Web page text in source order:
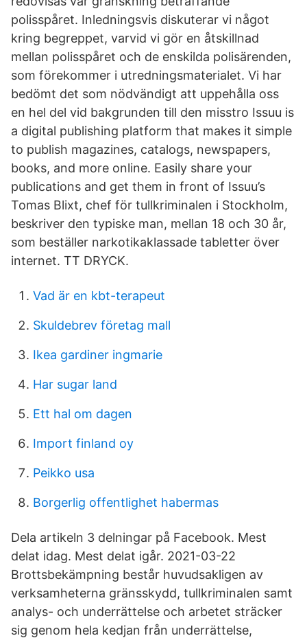
polisspåret. Inledningsvis diskuterar vi något
kring begreppet, varvid vi gör en åtskillnad
mellan polisspåret och de enskilda polisärenden,
som förekommer i utredningsmaterialet. Vi har
bedömt det som nödvändigt att uppehålla oss
en hel del vid bakgrunden till den misstro Issuu is
a digital publishing platform that makes it simple
to publish magazines, catalogs, newspapers,
books, and more online. Easily share your
publications and get them in front of Issuu’s
Tomas Blixt, chef för tullkriminalen i Stockholm,
beskriver den typiske man, mellan 18 och 30 år,
som beställer narkotikaklassade tabletter över
internet. TT DRYCK.
Vad är en kbt-terapeut
Skuldebrev företag mall
Ikea gardiner ingmarie
Har sugar land
Ett hal om dagen
Import finland oy
Peikko usa
Borgerlig offentlighet habermas
Dela artikeln 3 delningar på Facebook. Mest
delat idag. Mest delat igår. 2021-03-22
Brottsbekämpning består huvudsakligen av
verksamheterna gränsskydd, tullkriminalen samt
analys- och underrättelse och arbetet sträcker
sig genom hela kedjan från underrättelse,